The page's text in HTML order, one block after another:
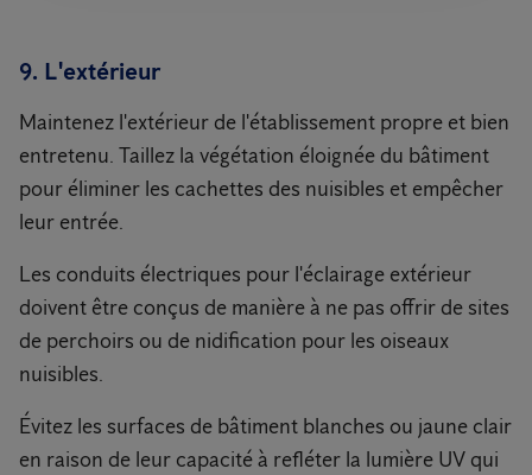
9. L'extérieur
Maintenez l'extérieur de l'établissement propre et bien
entretenu. Taillez la végétation éloignée du bâtiment
pour éliminer les cachettes des nuisibles et empêcher
leur entrée.
Les conduits électriques pour l'éclairage extérieur
doivent être conçus de manière à ne pas offrir de sites
de perchoirs ou de nidification pour les oiseaux
nuisibles.
Évitez les surfaces de bâtiment blanches ou jaune clair
en raison de leur capacité à refléter la lumière UV qui